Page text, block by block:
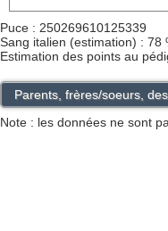
Puce : 250269610125339
Sang italien (estimation) : 78
Estimation des points au
Parents, frères/soeurs,
Note : les données ne sont